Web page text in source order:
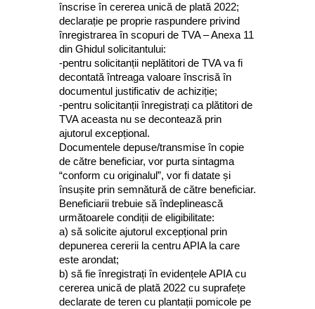
înscrise în cererea unică de plată 2022;
declarație pe proprie raspundere privind
înregistrarea în scopuri de TVA – Anexa 11
din Ghidul solicitantului:
-pentru solicitanții neplătitori de TVA va fi
decontată întreaga valoare înscrisă în
documentul justificativ de achiziție;
-pentru solicitanții înregistrați ca plătitori de
TVA aceasta nu se decontează prin
ajutorul excepțional.
Documentele depuse/transmise în copie
de către beneficiar, vor purta sintagma
“conform cu originalul”, vor fi datate și
însușite prin semnătură de către beneficiar.
Beneficiarii trebuie să îndeplinească
următoarele condiții de eligibilitate:
a) să solicite ajutorul excepțional prin
depunerea cererii la centru APIA la care
este arondat;
b) să fie înregistrați în evidențele APIA cu
cererea unică de plată 2022 cu suprafețe
declarate de teren cu plantații pomicole pe